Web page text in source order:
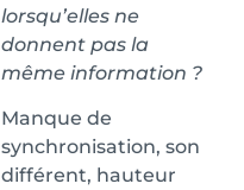
lorsqu’elles ne
donnent pas la
même information ?
Manque de
synchronisation, son
différent, hauteur